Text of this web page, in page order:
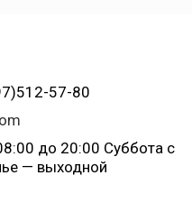
57-80
до 20:00 Суббота с
— выходной